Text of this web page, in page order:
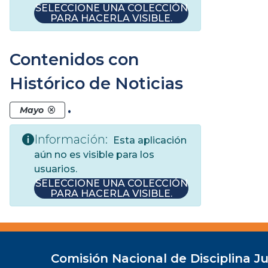
SELECCIONE UNA COLECCIÓN
PARA HACERLA VISIBLE.
Contenidos con
Histórico de Noticias
Mayo .
Información:
Esta aplicación
aún no es visible para los
usuarios.
SELECCIONE UNA COLECCIÓN
PARA HACERLA VISIBLE.
Comisión Nacional de Disciplina